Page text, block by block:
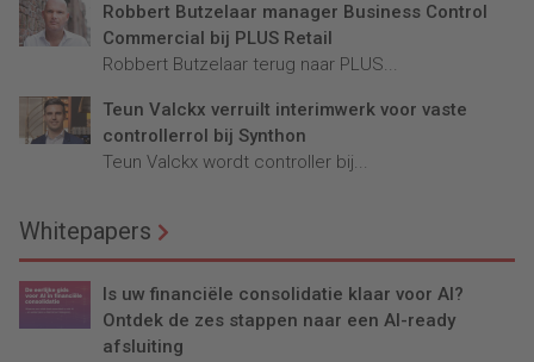
Robbert Butzelaar manager Business Control
Commercial bij PLUS Retail
Robbert Butzelaar terug naar PLUS...
Teun Valckx verruilt interimwerk voor vaste
controllerrol bij Synthon
Teun Valckx wordt controller bij...
Whitepapers
Is uw financiële consolidatie klaar voor AI?
Ontdek de zes stappen naar een AI-ready
afsluiting